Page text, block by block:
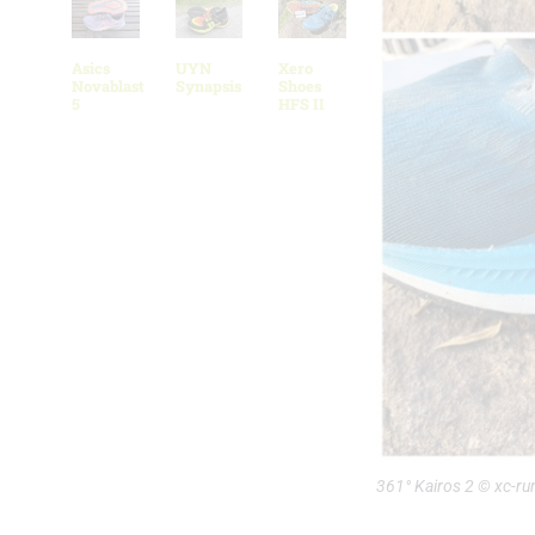
361° Kairos 2 © xc-
Asics
Novablast
5
UYN
Synapsis
Xero
Shoes
HFS II